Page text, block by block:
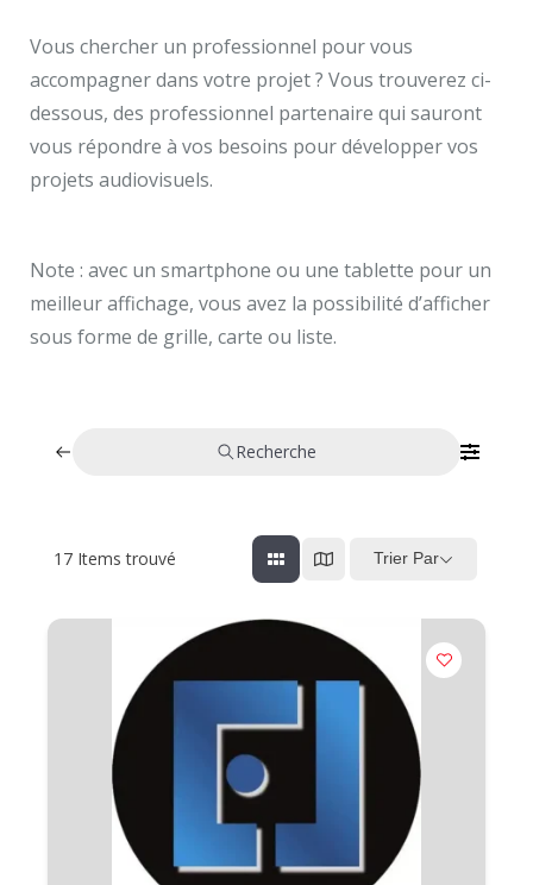
Vous chercher un professionnel pour vous
accompagner dans votre projet ? Vous trouverez ci-
dessous, des professionnel partenaire qui sauront
vous répondre à vos besoins pour développer vos
projets audiovisuels.
Note : avec un smartphone ou une tablette pour un
meilleur affichage, vous avez la possibilité d’afficher
sous forme de grille, carte ou liste.
Recherche
17 Items trouvé Trier Par